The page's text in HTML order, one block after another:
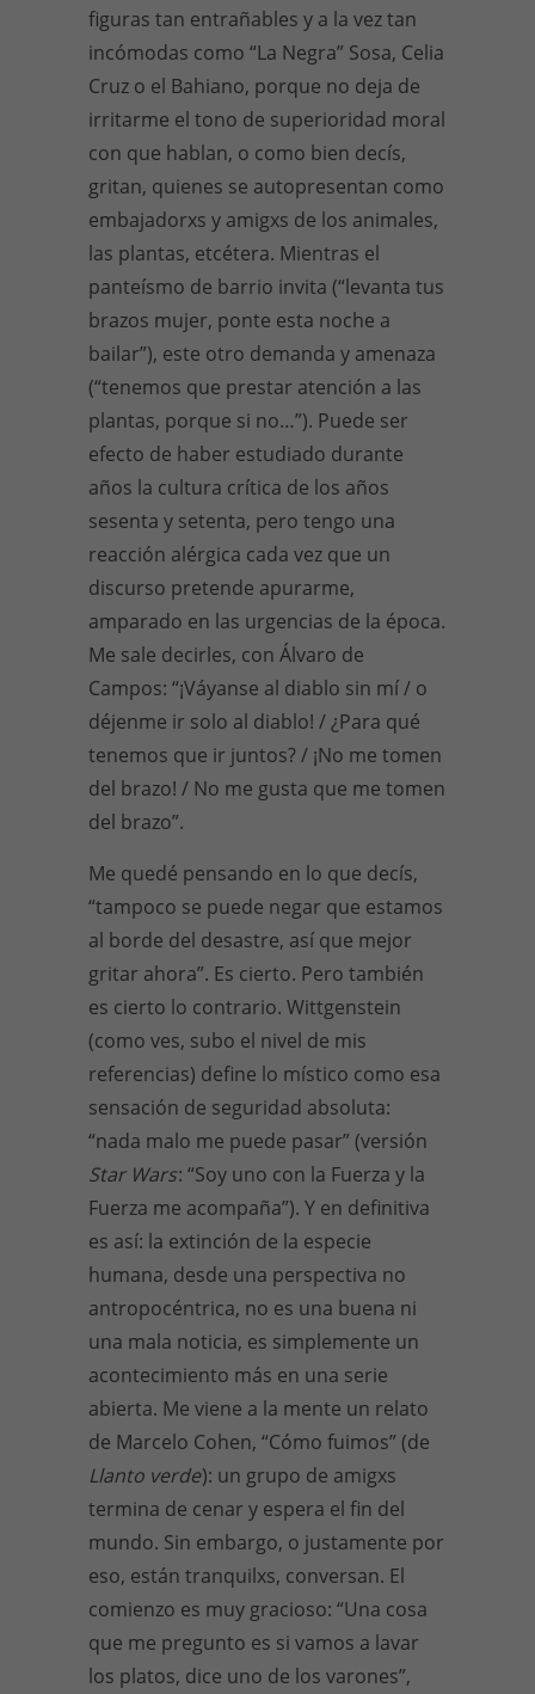
figuras tan entrañables y a la vez tan
incómodas como “La Negra” Sosa, Celia
Cruz o el Bahiano, porque no deja de
irritarme el tono de superioridad moral
con que hablan, o como bien decís,
gritan, quienes se autopresentan como
embajadorxs y amigxs de los animales,
las plantas, etcétera. Mientras el
panteísmo de barrio invita (“levanta tus
brazos mujer, ponte esta noche a
bailar”), este otro demanda y amenaza
(“tenemos que prestar atención a las
plantas, porque si no…”). Puede ser
efecto de haber estudiado durante
años la cultura crítica de los años
sesenta y setenta, pero tengo una
reacción alérgica cada vez que un
discurso pretende apurarme,
amparado en las urgencias de la época.
Me sale decirles, con Álvaro de
Campos: “¡Váyanse al diablo sin mí / o
déjenme ir solo al diablo! / ¿Para qué
tenemos que ir juntos? / ¡No me tomen
del brazo! / No me gusta que me tomen
del brazo”.
Me quedé pensando en lo que decís,
“tampoco se puede negar que estamos
al borde del desastre, así que mejor
gritar ahora”. Es cierto. Pero también
es cierto lo contrario. Wittgenstein
(como ves, subo el nivel de mis
referencias) define lo místico como esa
sensación de seguridad absoluta:
“nada malo me puede pasar” (versión
Star Wars: “Soy uno con la Fuerza y la
Fuerza me acompaña”). Y en definitiva
es así: la extinción de la especie
humana, desde una perspectiva no
antropocéntrica, no es una buena ni
una mala noticia, es simplemente un
acontecimiento más en una serie
abierta. Me viene a la mente un relato
de Marcelo Cohen, “Cómo fuimos” (de
Llanto verde): un grupo de amigxs
termina de cenar y espera el fin del
mundo. Sin embargo, o justamente por
eso, están tranquilxs, conversan. El
comienzo es muy gracioso: “Una cosa
que me pregunto es si vamos a lavar
los platos, dice uno de los varones”,